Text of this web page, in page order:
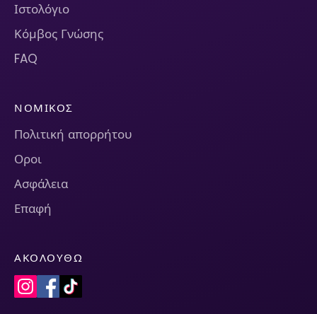
Ιστολόγιο
Κόμβος Γνώσης
FAQ
ΝΟΜΙΚΌΣ
Πολιτική απορρήτου
Οροι
Ασφάλεια
Επαφή
ΑΚΟΛΟΥΘΏ